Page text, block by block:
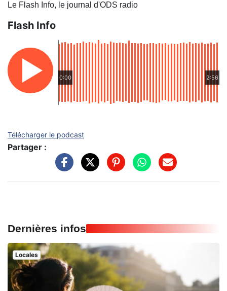
Le Flash Info, le journal d'ODS radio
Flash Info
0:00 2:56
Télécharger le podcast
Partager :
Dernières infos
Locales